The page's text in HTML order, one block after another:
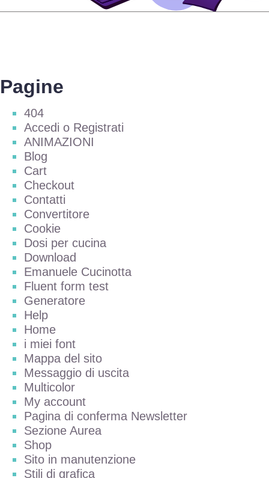
Pagine
404
Accedi o Registrati
ANIMAZIONI
Blog
Cart
Checkout
Contatti
Convertitore
Cookie
Dosi per cucina
Download
Emanuele Cucinotta
Fluent form test
Generatore
Help
Home
i miei font
Mappa del sito
Messaggio di uscita
Multicolor
My account
Pagina di conferma Newsletter
Sezione Aurea
Shop
Sito in manutenzione
Stili di grafica